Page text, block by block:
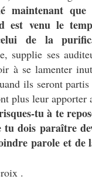
maintenant que
est venu le
de la
supplie ses
à se lamenter
ils seront
plus leur apporter
tu à te
tu dois paraître
parole et de
.